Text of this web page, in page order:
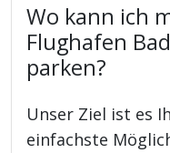
Wo kann ich
Flughafen
parken?
Unser Ziel ist es
einfachste